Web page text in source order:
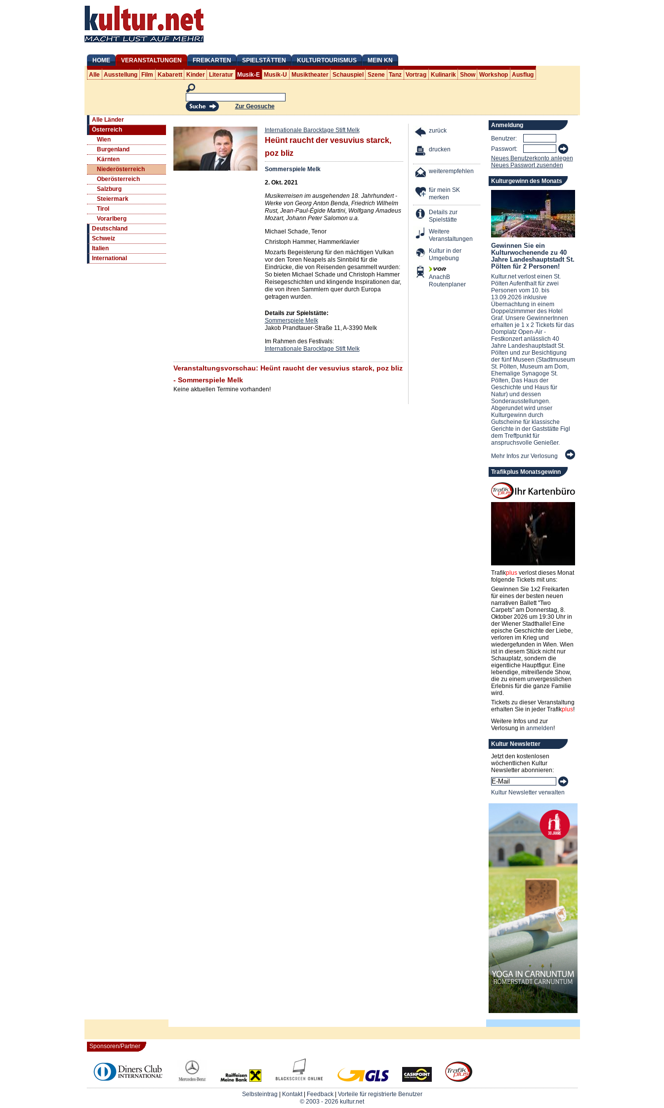
HOME VERANSTALTUNGEN FREIKARTEN SPIELSTÄTTEN KULTURTOURISMUS MEIN KN
Alle Ausstellung Film Kabarett Kinder Literatur Musik-E Musik-U Musiktheater Schauspiel Szene Tanz Vortrag Kulinarik Show Workshop Ausflug
Zur Geosuche
Alle Länder
Österreich
Wien
Burgenland
Kärnten
Niederösterreich
Oberösterreich
Salzburg
Steiermark
Tirol
Vorarlberg
Deutschland
Schweiz
Italien
International
Internationale Barocktage Stift Melk
Heünt raucht der vesuvius starck,
poz bliz
Sommerspiele Melk
2. Okt. 2021
Musikerreisen im ausgehenden 18. Jahrhundert -
Werke von Georg Anton Benda, Friedrich Wilhelm
Rust, Jean-Paul-Égide Martini, Wolfgang Amadeus
Mozart, Johann Peter Salomon u.a.
Michael Schade, Tenor
Christoph Hammer, Hammerklavier
Mozarts Begeisterung für den mächtigen Vulkan
vor den Toren Neapels als Sinnbild für die
Eindrücke, die von Reisenden gesammelt wurden:
So bieten Michael Schade und Christoph Hammer
Reisegeschichten und klingende Inspirationen dar,
die von ihren Sammlern quer durch Europa
getragen wurden.
Details zur Spielstätte:
Sommerspiele Melk
Jakob Prandtauer-Straße 11, A-3390 Melk
Im Rahmen des Festivals:
Internationale Barocktage Stift Melk
Veranstaltungsvorschau: Heünt raucht der vesuvius starck, poz bliz
- Sommerspiele Melk
Keine aktuellen Termine vorhanden!
zurück
drucken
weiterempfehlen
für mein SK
merken
Details zur
Spielstätte
Weitere
Veranstaltungen
Kultur in der
Umgebung
AnachB
Routenplaner
Anmeldung
Benutzer:
Passwort:
Neues Benutzerkonto anlegen
Neues Passwort zusenden
Kulturgewinn des Monats
Gewinnen Sie ein
Kulturwochenende zu 40
Jahre Landeshauptstadt St.
Pölten für 2 Personen!
Kultur.net verlost einen St.
Pölten Aufenthalt für zwei
Personen vom 10. bis
13.09.2026 inklusive
Übernachtung in einem
Doppelzimmmer des Hotel
Graf. Unsere GewinnerInnen
erhalten je 1 x 2 Tickets für das
Domplatz Open-Air -
Festkonzert anlässlich 40
Jahre Landeshauptstadt St.
Pölten und zur Besichtigung
der fünf Museen (Stadtmuseum
St. Pölten, Museum am Dom,
Ehemalige Synagoge St.
Pölten, Das Haus der
Geschichte und Haus für
Natur) und dessen
Sonderausstellungen.
Abgerundet wird unser
Kulturgewinn durch
Gutscheine für klassische
Gerichte in der Gaststätte Figl
dem Treffpunkt für
anspruchsvolle Genießer.
Mehr Infos zur Verlosung
Trafikplus Monatsgewinn
Trafikplusverlost dieses Monat
folgende Tickets mit uns:
Gewinnen Sie 1x2 Freikarten
für eines der besten neuen
narrativen Ballett "Two
Carpets" am Donnerstag, 8.
Oktober 2026 um 19:30 Uhr in
der Wiener Stadthalle! Eine
epische Geschichte der Liebe,
verloren im Krieg und
wiedergefunden in Wien. Wien
ist in diesem Stück nicht nur
Schauplatz, sondern die
eigentliche Hauptfigur. Eine
lebendige, mitreißende Show,
die zu einem unvergesslichen
Erlebnis für die ganze Familie
wird.
Tickets zu dieser Veranstaltung
erhalten Sie in jeder Trafikplus!
Weitere Infos und zur
Verlosung in anmelden!
Kultur Newsletter
Jetzt den kostenlosen
wöchentlichen Kultur
Newsletter abonnieren:
Kultur Newsletter verwalten
Sponsoren/Partner
Selbsteintrag Kontakt| Feedback| Vorteile für registrierte Benutzer
© 2003 - 2026 kultur.net